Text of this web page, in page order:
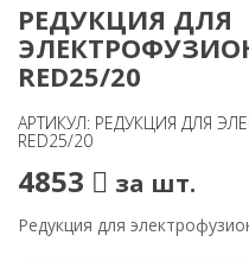
РЕДУКЦИЯ ДЛЯ
RED25/20
АРТИКУЛ: РЕДУКЦИЯ ДЛЯ
RED25/20
4853 за шт.
Редукция для